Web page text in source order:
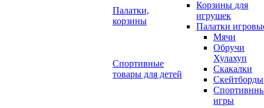
Палатки,
корзины
Корзины для
игрушек
Палатки
Спортивные
товары для детей
Мячи
Обручи
Хулахуп
Скакалки
Скейтборды
игры